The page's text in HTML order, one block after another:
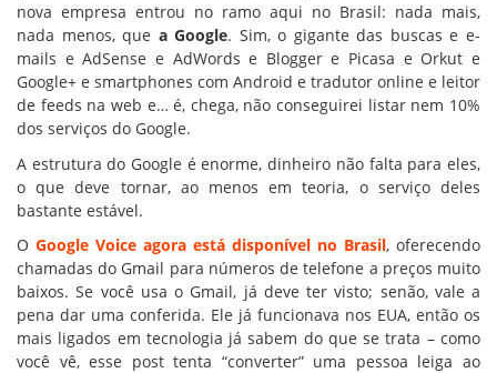
nova empresa entrou no ramo aqui no Brasil: nada mais,
nada menos, que a Google. Sim, o gigante das buscas e e-
mails e AdSense e AdWords e Blogger e Picasa e Orkut e
Google+ e smartphones com Android e tradutor online e leitor
de feeds na web e… é, chega, não conseguirei listar nem 10%
dos serviços do Google.
A estrutura do Google é enorme, dinheiro não falta para eles,
o que deve tornar, ao menos em teoria, o serviço deles
bastante estável.
O Google Voice agora está disponível no Brasil, oferecendo
chamadas do Gmail para números de telefone a preços muito
baixos. Se você usa o Gmail, já deve ter visto; senão, vale a
pena dar uma conferida. Ele já funcionava nos EUA, então os
mais ligados em tecnologia já sabem do que se trata – como
você vê, esse post tenta “converter” uma pessoa leiga ao